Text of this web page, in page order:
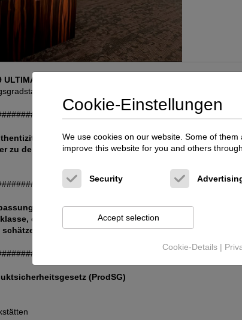
– Authentisch
Klangfülle und fesselnden Realismus legen,
zu den ausdrucksstärksten und musikalisch
und Raumpositionierung sind die Ultimas
die die Aufmerksamkeit aller verdienen, die
(ProdSG)
Cookie-Einstellungen
We use cookies on our website. Some of
improve this website for you and others
Cookie-Details |
Security
Accept selection